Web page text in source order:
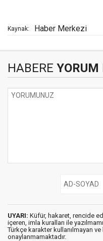
Kaynak: Haber Merkezi
HABERE YORUM
UYARI: Küfür, hakaret, rencide
içeren, imla kuralları ile
Türkçe karakter kullanılmayan
onaylanmamaktadır.